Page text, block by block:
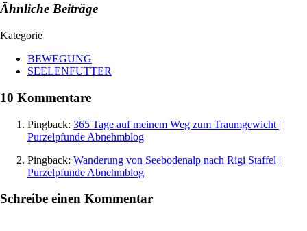
Ähnliche Beiträge
Kategorie
BEWEGUNG
SEELENFUTTER
10 Kommentare
Pingback: 365 Tage auf meinem Weg zum Traumgewicht |
Purzelpfunde Abnehmblog
Pingback: Wanderung von Seebodenalp nach Rigi Staffel |
Purzelpfunde Abnehmblog
Schreibe einen Kommentar